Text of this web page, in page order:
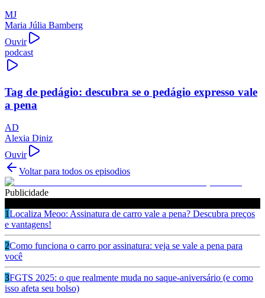
MJ
Maria Júlia Bamberg
Ouvir
podcast
Tag de pedágio: descubra se o pedágio expresso vale
a pena
AD
Alexia Diniz
Ouvir
Voltar para todos os episodios
Publicidade
1Localiza Meoo: Assinatura de carro vale a pena? Descubra preços
e vantagens!
2Como funciona o carro por assinatura: veja se vale a pena para
você
3FGTS 2025: o que realmente muda no saque-aniversário (e como
isso afeta seu bolso)